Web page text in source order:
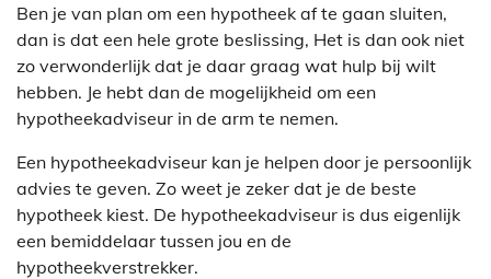
Ben je van plan om een hypotheek af te gaan sluiten,
dan is dat een hele grote beslissing, Het is dan ook niet
zo verwonderlijk dat je daar graag wat hulp bij wilt
hebben. Je hebt dan de mogelijkheid om een
hypotheekadviseur in de arm te nemen.
Een hypotheekadviseur kan je helpen door je persoonlijk
advies te geven. Zo weet je zeker dat je de beste
hypotheek kiest. De hypotheekadviseur is dus eigenlijk
een bemiddelaar tussen jou en de
hypotheekverstrekker.